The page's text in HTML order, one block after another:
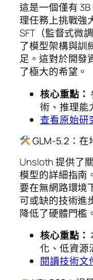
這是一個僅有
理任務上挑戰強
SFT（監督式微
了模型架構與訓
足。這對於開發
了極大的希望。
核心重點：
術、推理能
查看原始研
GLM-5.2：在
Unsloth 提供了
模型的詳細指南
要在無網路環境
可或缺的技術進
降低了硬體門檻。
核心重點：
化、低資源
閱讀技術文